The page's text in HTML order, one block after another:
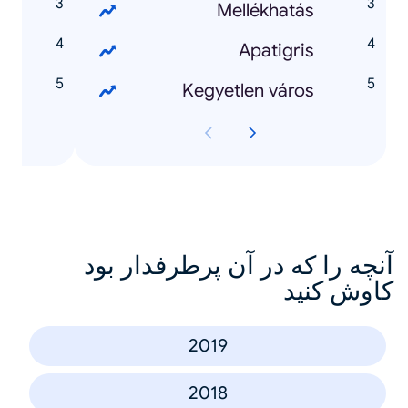
Mellékhatás
Apatigris
Kegyetlen város
آنچه را که در آن پرطرفدار بود
کاوش کنید
2019
2018